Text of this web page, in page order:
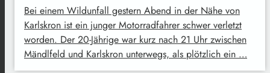
Bei einem Wildunfall gestern Abend in der Nähe von
Karlskron ist ein junger Motorradfahrer schwer verletzt
worden. Der 20-Jährige war kurz nach 21 Uhr zwischen
Mändlfeld und Karlskron unterwegs, als plötzlich ein …